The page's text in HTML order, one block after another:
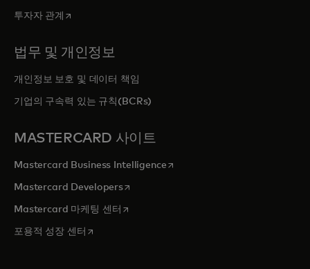
투자자 관계 새 탭에서 열림
법무 및 개인정보
개인정보 보호 및 데이터 책임
기업의 구속력 있는 규칙(BCRs)
MASTERCARD 사이트
Mastercard Business Intelligence새 탭에서 열림
Mastercard Developers새 탭에서 열림
Mastercard 마케팅 센터 새 탭에서 열림
포용적 성장 센터 새 탭에서 열림